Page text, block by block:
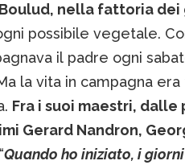
nella fattoria
possibile vegetale.
il padre ogni
la vita in campagna
Fra i suoi maestri, dalle
Gerard Nandron,
Quando ho iniziato, i